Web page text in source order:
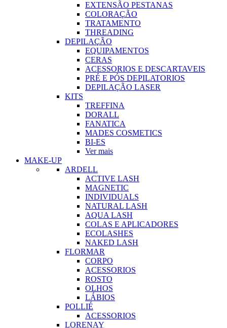
EXTENSÃO PESTANAS
COLORAÇÃO
TRATAMENTO
THREADING
DEPILAÇÃO
EQUIPAMENTOS
CERAS
ACESSORIOS E DESCARTAVEIS
PRÉ E PÓS DEPILATORIOS
DEPILAÇÃO LASER
KITS
TREFFINA
DORALL
FANATICA
MADES COSMETICS
BI-ES
Ver mais
MAKE-UP
ARDELL
ACTIVE LASH
MAGNETIC
INDIVIDUALS
NATURAL LASH
AQUA LASH
COLAS E APLICADORES
ECOLASHES
NAKED LASH
FLORMAR
CORPO
ACESSORIOS
ROSTO
OLHOS
LÁBIOS
POLLIÉ
ACESSORIOS
LORENAY